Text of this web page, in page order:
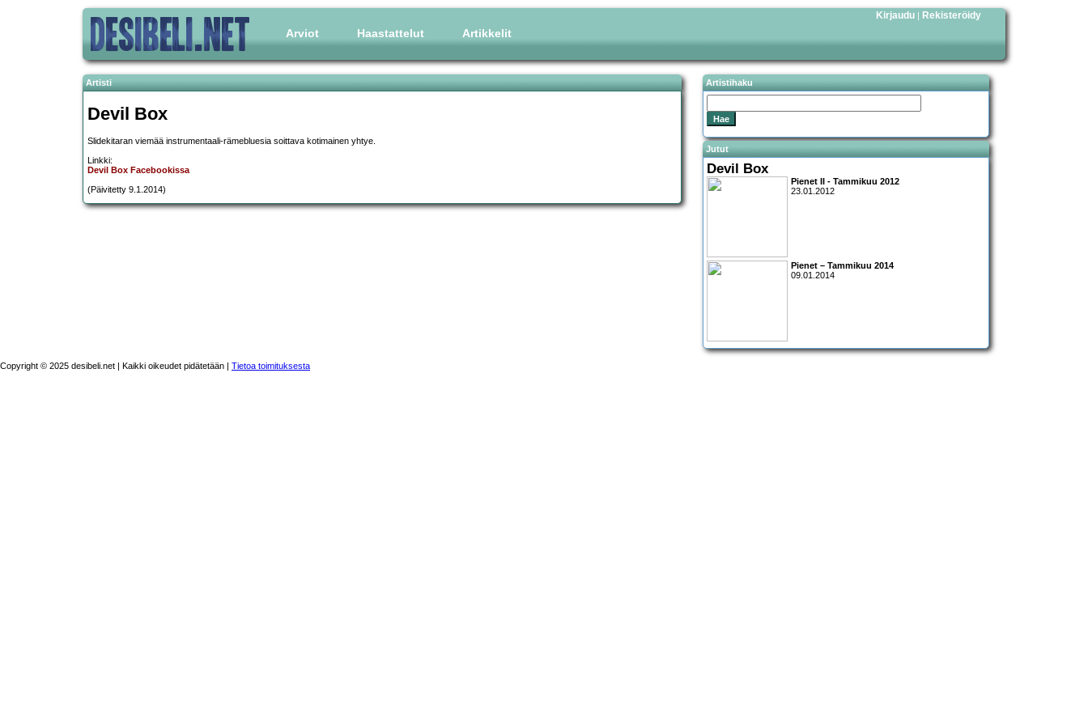
Arviot Haastattelut Artikkelit
Kirjaudu | Rekisteröidy
Artisti
Devil Box
Slidekitaran viemää instrumentaali-rämebluesia soittava kotimainen yhtye.
Linkki:
Devil Box Facebookissa
(Päivitetty 9.1.2014)
Artistihaku
Jutut
Devil Box
Pienet II - Tammikuu 2012
23.01.2012
Pienet – Tammikuu 2014
09.01.2014
Copyright © 2025 desibeli.net | Kaikki oikeudet pidätetään | Tietoa toimituksesta